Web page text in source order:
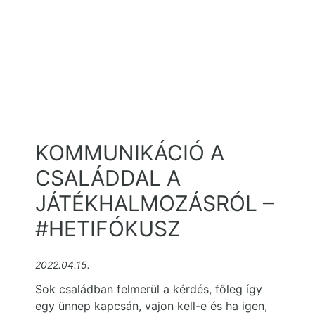
KOMMUNIKÁCIÓ A
CSALÁDDAL A
JÁTÉKHALMOZÁSRÓL –
#HETIFÓKUSZ
2022.04.15.
Sok családban felmerül a kérdés, főleg így
egy ünnep kapcsán, vajon kell-e és ha igen,